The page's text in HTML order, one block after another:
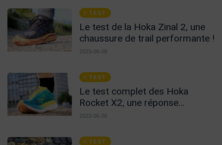
TEST
Le test de la Hoka Zinal 2, une
chaussure de trail performante !
2023-06-08
TEST
Le test complet des Hoka
Rocket X2, une réponse
convaincante !
2023-06-06
TEST